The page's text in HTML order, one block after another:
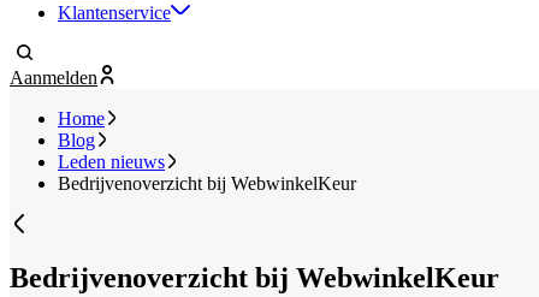
Klantenservice
Aanmelden
Home
Blog
Leden nieuws
Bedrijvenoverzicht bij WebwinkelKeur
Bedrijvenoverzicht bij WebwinkelKeur